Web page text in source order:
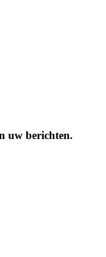
uw berichten.